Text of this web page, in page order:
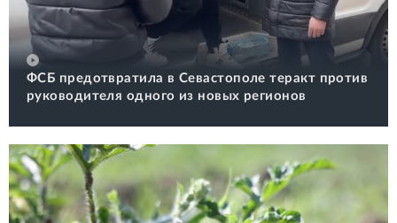
ФСБ предотвратила в Севастополе теракт против
руководителя одного из новых регионов